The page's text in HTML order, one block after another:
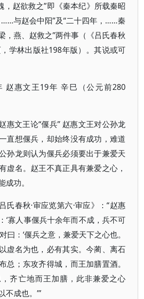
，赵欲救之”即《秦本纪》所载秦昭
……与赵会中阳”及“二十四年，……秦
，燕、赵救之”两件事（《吕氏春秋
学林出版社198年版）。其说或可
赵惠文王19年 辛巳（公元前280
惠文王论“偃兵” 赵惠文王对公孙龙
直想偃兵，却始终没有成功，难道
孙龙则认为偃兵必须要出于兼爱天
虚名。赵王不真正具有兼爱之心，
功。
氏春秋·审应览第六·审应》：“赵惠
‘寡人事偃兵十余年而不成，兵不可
曰：‘偃兵之意，兼爱天下之心也。
虚名为也，必有其实。今蔺、离石
总；东攻齐得城，而王加膳置酒。
齐亡地而王加膳，此非兼爱之心
不成也。’”